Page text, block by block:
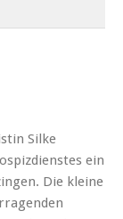
Silke
ein
Die kleine